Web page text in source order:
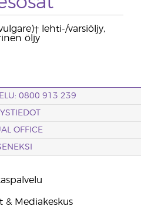
lehti-/varsiöljy,
öljy
0800 913 239
OFFICE
& Mediakeskus